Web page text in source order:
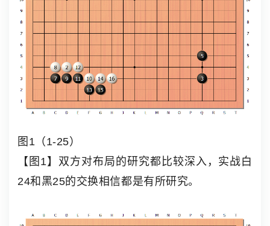
图1（1-25）
【图1】双方对布局的研究都比较深入，实战白
24和黑25的交换相信都是有所研究。